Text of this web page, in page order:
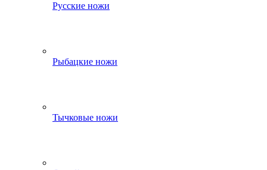
Русские ножи
Рыбацкие ножи
Тычковые ножи